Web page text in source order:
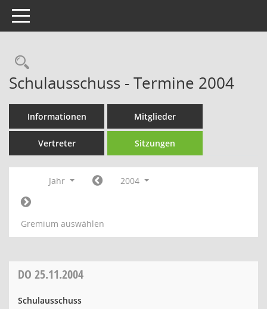
Toggle navigation
Rechercheauswahl
Schulausschuss - Termine 2004
Informationen Mitglieder
Vertreter Sitzungen
Jahr 2004
Gremium auswählen
DO 25.11.2004
Schulausschuss